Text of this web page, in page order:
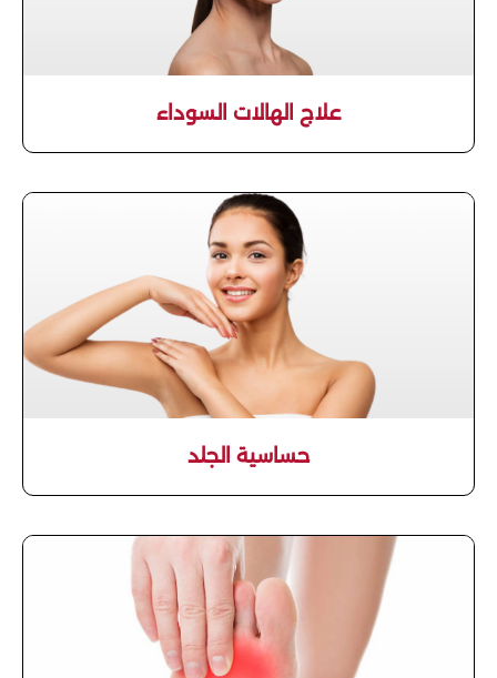
علاج الهالات السوداء
حساسية الجلد